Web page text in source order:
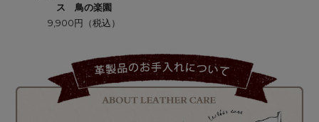
ス 鳥の楽園
9,900円（税込）